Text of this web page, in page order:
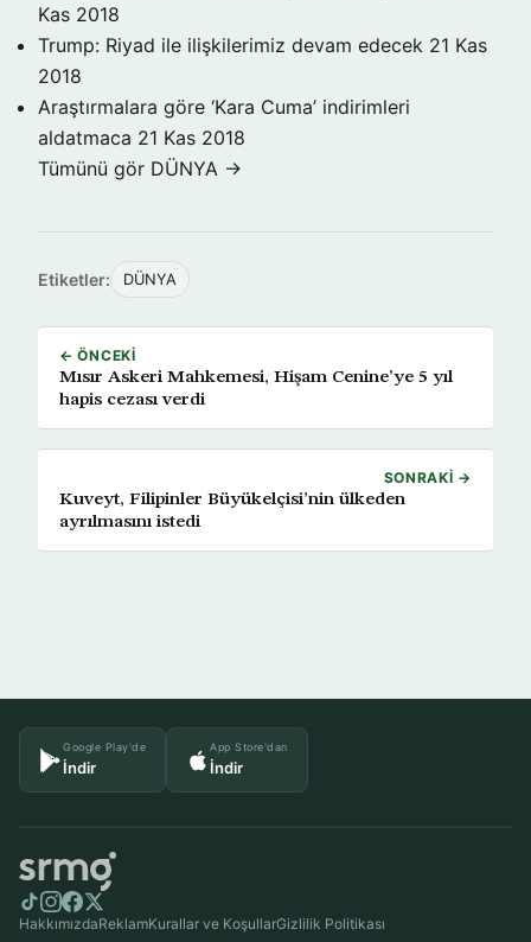
Kas 2018
Trump: Riyad ile ilişkilerimiz devam edecek 21 Kas
2018
Araştırmalara göre ‘Kara Cuma’ indirimleri
aldatmaca 21 Kas 2018
Tümünü gör DÜNYA →
Etiketler: DÜNYA
← ÖNCEKI
Mısır Askeri Mahkemesi, Hişam Cenine’ye 5 yıl
hapis cezası verdi
SONRAKI →
Kuveyt, Filipinler Büyükelçisi’nin ülkeden
ayrılmasını istedi
Google Play'de
İndir
App Store'dan
İndir
HakkımızdaReklamKurallar ve KoşullarGizlilik Politikası